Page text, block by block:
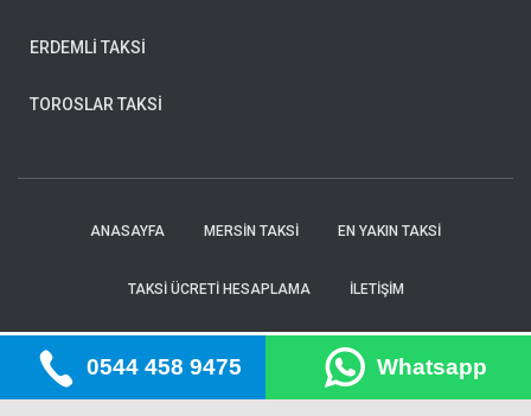
ERDEMLİ TAKSİ
TOROSLAR TAKSİ
ANASAYFA MERSIN TAKSI EN YAKIN TAKSI
TAKSI ÜCRETI HESAPLAMA İLETIŞIM
ThemeIsle
0544 458 9475 Whatsapp